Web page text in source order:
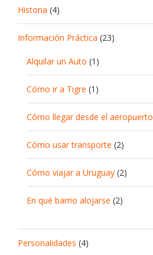
Historia (4)
Información Práctica (23)
Alquilar un Auto (1)
Cómo ir a Tigre (1)
Cómo llegar desde el aeropuerto
Cómo usar transporte (2)
Cómo viajar a Uruguay (2)
En qué barrio alojarse (2)
Personalidades (4)